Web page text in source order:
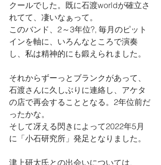
クールでした。既に石渡worldが確立さ
れてて、凄いなぁって。
このバンド、2～3年位?, 毎月のピット
インを軸に、いろんなところで演奏
し、私は精神的にも鍛えられました。
それからずーっとブランクがあって、
石渡さんに久しぶりに連絡し、アケタ
の店で再会することとなる。2年位前だ
ったかな。
そして冴える閃きによって2022年5月
に「小石研究所」発足となりました。
津上研太氏との出会いについては、